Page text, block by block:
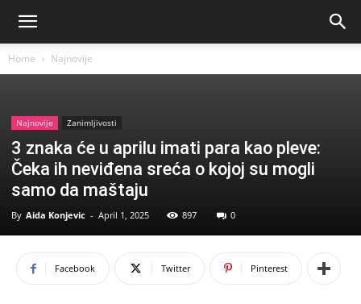
Home Najnovije
Najnovije Zanimljivosti
3 znaka će u aprilu imati para kao pleve:
Čeka ih neviđena sreća o kojoj su mogli
samo da maštaju
By Aida Konjevic - April 1, 2025 897 0
Facebook Twitter Pinterest